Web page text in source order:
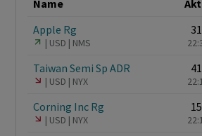
Name
Apple Rg
USD NMS
Taiwan Semi Sp ADR
USD NYX
Corning Inc Rg
USD NYX